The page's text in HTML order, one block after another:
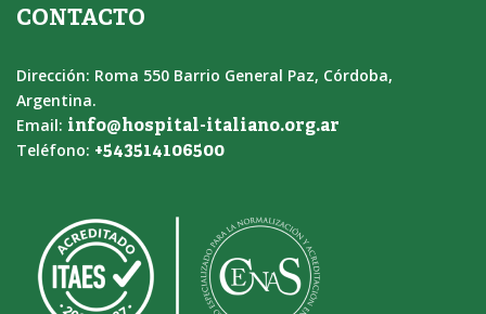
CONTACTO
Dirección: Roma 550 Barrio General Paz, Córdoba,
Argentina.
Email: info@hospital-italiano.org.ar
Teléfono: +543514106500